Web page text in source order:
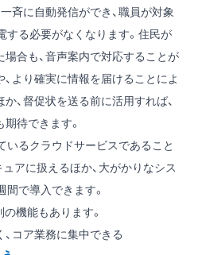
斉に自動発信ができ、職員が対象
する必要がなくなります。住民が
合も、音声案内で対応することが
より確実に情報を届けることによ
、督促状を送る前に活用すれば、
待できます。
いるクラウドサービスであること
アに扱えるほか、大がかりなシス
間で導入できます。
機能もあります。
コア業務に集中できる